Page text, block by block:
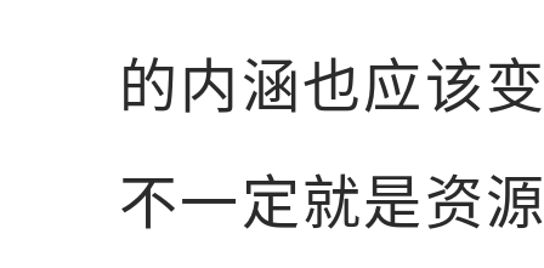
的内涵也应该
不一定就是资